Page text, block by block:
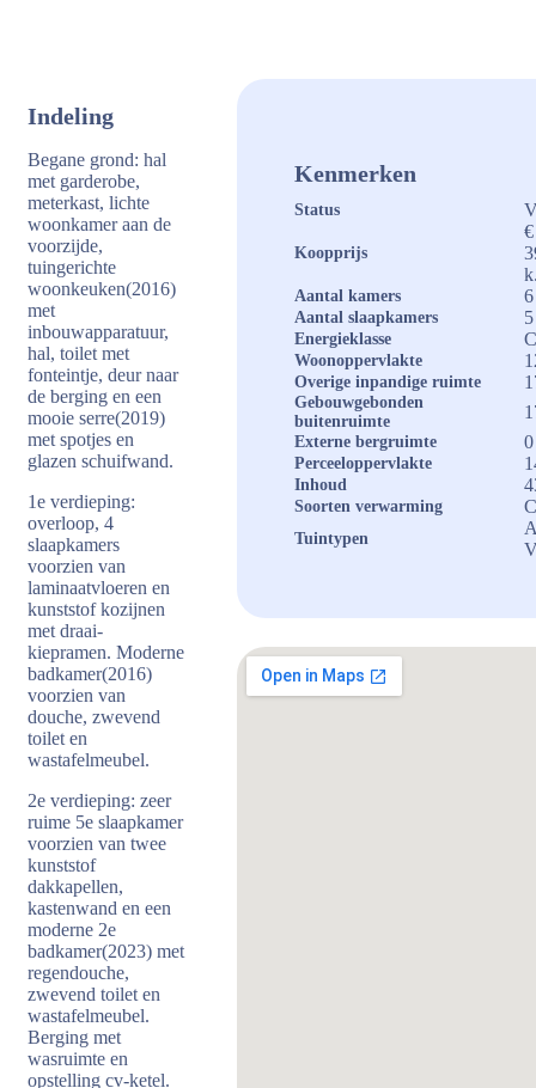
Indeling
Begane grond: hal
met garderobe,
meterkast, lichte
woonkamer aan de
voorzijde,
tuingerichte
woonkeuken(2016)
met
inbouwapparatuur,
hal, toilet met
fonteintje, deur naar
de berging en een
mooie serre(2019)
met spotjes en
glazen schuifwand.
1e verdieping:
overloop, 4
slaapkamers
voorzien van
laminaatvloeren en
kunststof kozijnen
met draai-
kiepramen. Moderne
badkamer(2016)
voorzien van
douche, zwevend
toilet en
wastafelmeubel.
2e verdieping: zeer
ruime 5e slaapkamer
voorzien van twee
kunststof
dakkapellen,
kastenwand en een
moderne 2e
badkamer(2023) met
regendouche,
zwevend toilet en
wastafelmeubel.
Berging met
wasruimte en
opstelling cv-ketel.
Kenmerken
Status
Koopprijs
€
Aantal kamers 6
Aantal slaapkamers 5
Energieklasse
Woonoppervlakte
Overige inpandige ruimte
Gebouwgebonden
buitenruimte
Externe bergruimte
Perceeloppervlakte
Inhoud
Soorten verwarming
Tuintypen